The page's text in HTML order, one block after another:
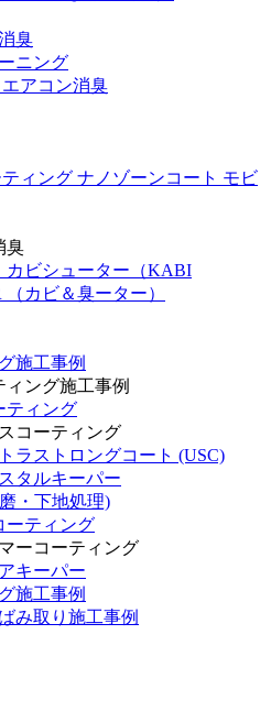
臭
ニング
アコン消臭
ィング ナノゾーンコート モビ
臭
ビシューター（KABI
（カビ＆臭ーター）
施工事例
ィング施工事例
ティング
コーティング
ラストロングコート (USC)
タルキーパー
・下地処理)
ーティング
ーコーティング
キーパー
施工事例
み取り施工事例